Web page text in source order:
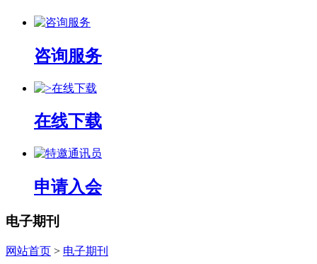
咨询服务
在线下载
申请入会
电子期刊
网站首页 > 电子期刊